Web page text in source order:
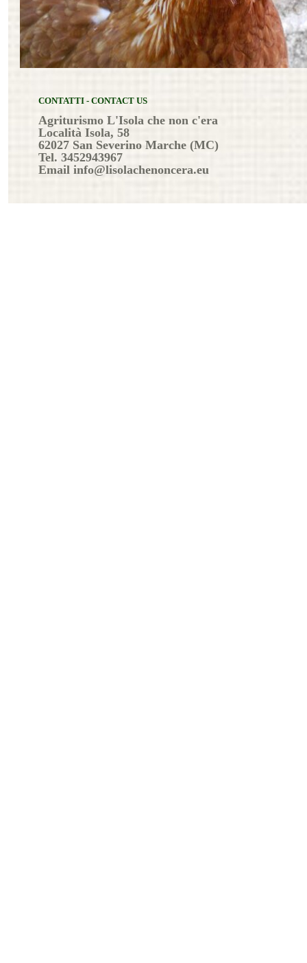
CONTATTI - CONTACT US
Agriturismo L'Isola che non c'era
Località Isola, 58
62027 San Severino Marche (MC)
Tel. 3452943967
Email info@lisolachenoncera.eu